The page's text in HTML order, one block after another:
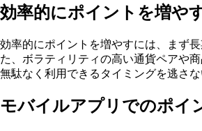
効率的にポイントを増や
効率的にポイントを増やすには、まず
た、ボラティリティの高い通貨ペアや
無駄なく利用できるタイミングを逃さな
モバイルアプリでのポイ